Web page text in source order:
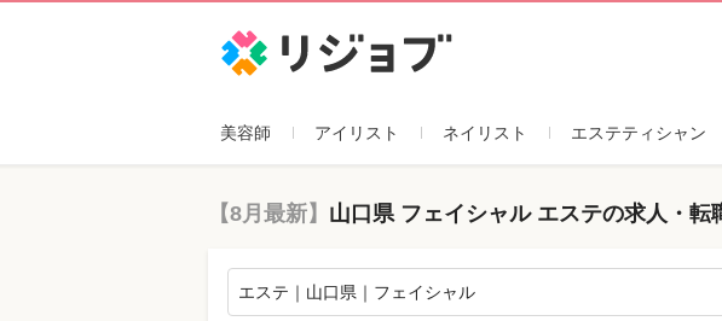
美容師 アイリスト ネイリスト エステティシャン
【8月最新】 山口県 フェイシャル エステの求人・転
エステ｜山口県｜フェイシャル